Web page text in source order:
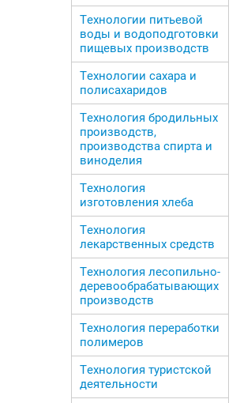
Технологии питьевой
воды и водоподготовки
пищевых производств
Технологии сахара и
полисахаридов
Технология бродильных
производств,
производства спирта и
виноделия
Технология
изготовления хлеба
Технология
лекарственных средств
Технология лесопильно-
деревообрабатывающих
производств
Технология переработки
полимеров
Технология туристской
деятельности